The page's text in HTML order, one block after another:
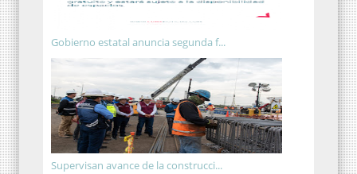
Gobierno estatal anuncia segunda f...
Supervisan avance de la construcci...